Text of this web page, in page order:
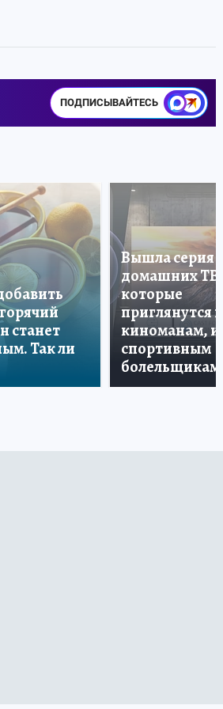
ПОДПИСЫВАЙТЕСЬ
станет
Так ли
Вышла серия
домашних ТВ,
которые
приглянутся и
киноманам, и
спортивным
болельщикам